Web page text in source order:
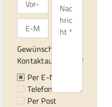
Gewünschte
Kontaktaufnahme:*
Per E-Mail
Telefonisch
Per Post